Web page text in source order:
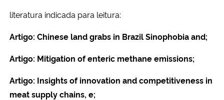
literatura indicada para leitura:
Artigo: Chinese land grabs in Brazil Sinophobia and;
Artigo: Mitigation of enteric methane emissions;
Artigo: Insights of innovation and competitiveness in
meat supply chains, e;